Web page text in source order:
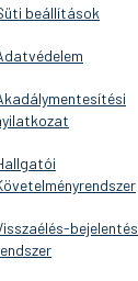
beállítások